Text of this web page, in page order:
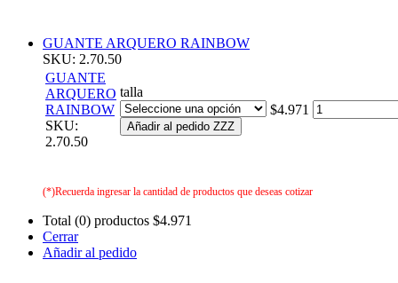
GUANTE ARQUERO RAINBOW
SKU: 2.70.50
GUANTE
ARQUERO
RAINBOW
SKU:
2.70.50
talla
Añadir al pedido ZZZ
$4.971
(*)Recuerda ingresar la cantidad de productos que deseas cotizar
Total (0) productos $4.971
Cerrar
Añadir al pedido